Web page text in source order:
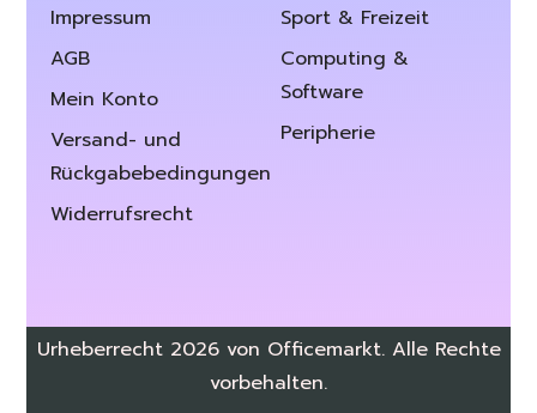
Impressum
AGB
Mein Konto
Versand- und
Rückgabebedingungen
Widerrufsrecht
Sport & Freizeit
Computing &
Software
Peripherie
Urheberrecht 2026 von Officemarkt. Alle Rechte
vorbehalten.